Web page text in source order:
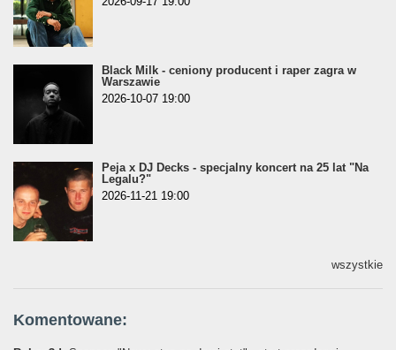
Black Milk - ceniony producent i raper zagra w
Warszawie
2026-10-07 19:00
Peja x DJ Decks - specjalny koncert na 25 lat "Na
Legalu?"
2026-11-21 19:00
wszystkie
Komentowane: